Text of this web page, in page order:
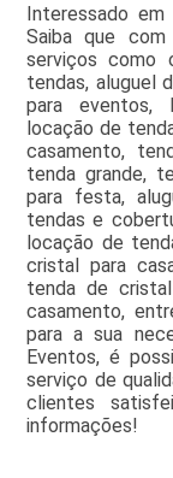
Interessado
Saiba que
serviços como
tendas, aluguel
para eventos,
locação de
casamento,
tenda grande,
para festa,
tendas e
locação de
cristal para
tenda de
casamento,
para a sua
Eventos, é
serviço de
clientes
informações!